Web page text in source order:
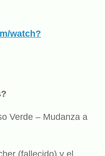
watch?
Verde – Mudanza a